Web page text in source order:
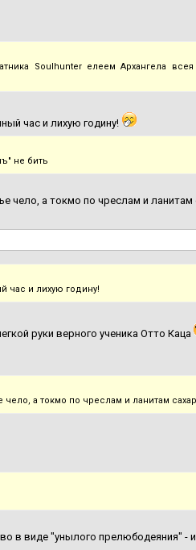
Soulhunter елеем Архангела всея
час и лихую годину!
не бить
чело, а токмо по чреслам и
час и лихую годину!
руки верного ученика Отто Каца
а токмо по чреслам и ланитам
в виде "унылого прелюбодеяния" -